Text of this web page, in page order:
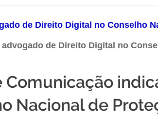
de Direito Digital no Conselho
de Direito Digital no
Comunicação
Nacional de